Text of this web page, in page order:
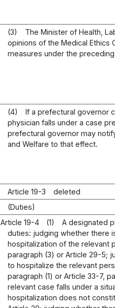
(3)
The Minister of Health,
opinions of the Medical Ethics
measures under the
(4)
If a prefectural governor
physician falls under a case
prefectural governor may
and Welfare to that effect.
Article 19-3
deleted
(Duties)
Article 19-4 (1)
A designated
duties: judging whether there
hospitalization of the relevant
paragraph (3) or Article 29-5;
to hospitalize the relevant
paragraph (1) or Article 33-7,
relevant case falls under a
hospitalization does not